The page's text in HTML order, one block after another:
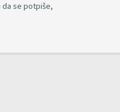
da se potpiše,